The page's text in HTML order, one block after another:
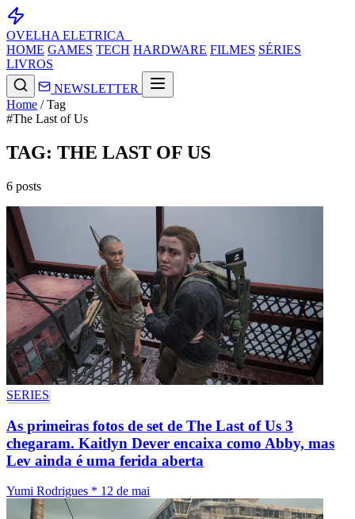
OVELHA ELETRICA_
HOME GAMES TECH HARDWARE FILMES SÉRIES
LIVROS
NEWSLETTER
Home / Tag
#The Last of Us
TAG: THE LAST OF US
6 posts
SERIES
As primeiras fotos de set de The Last of Us 3
chegaram. Kaitlyn Dever encaixa como Abby, mas
Lev ainda é uma ferida aberta
Yumi Rodrigues * 12 de mai